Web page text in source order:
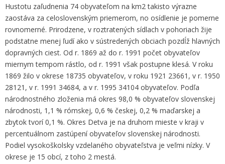
Hustotu zaľudnenia 74 obyvateľom na km2 takisto výrazne
zaostáva za celoslovenským priemerom, no osídlenie je pomerne
rovnomerné. Prirodzene, v roztratených sídlach v pohoriach žije
podstatne menej ľudí ako v sústredených obciach pozdĺž hlavných
dopravných ciest. Od r. 1869 až do r. 1991 počet obyvateľov
miernym tempom rástlo, od r. 1991 však postupne klesá. V roku
1869 žilo v okrese 18735 obyvateľov, v roku 1921 23661, v r. 1950
28121, v r. 1991 34684, a v r. 1995 34104 obyvateľov. Podľa
národnostného zloženia má okres 98,0 % obyvateľov slovenskej
národnosti, 1,1 % rómskej, 0,6 % českej, 0,2 % maďarskej a
zbytok tvorí 0,1 %. Okres Detva je na druhom mieste v kraji v
percentuálnom zastúpení obyvateľov slovenskej národnosti.
Podiel vysokoškolsky vzdelaného obyvateľstva je veľmi nízky. V
okrese je 15 obcí, z toho 2 mestá.